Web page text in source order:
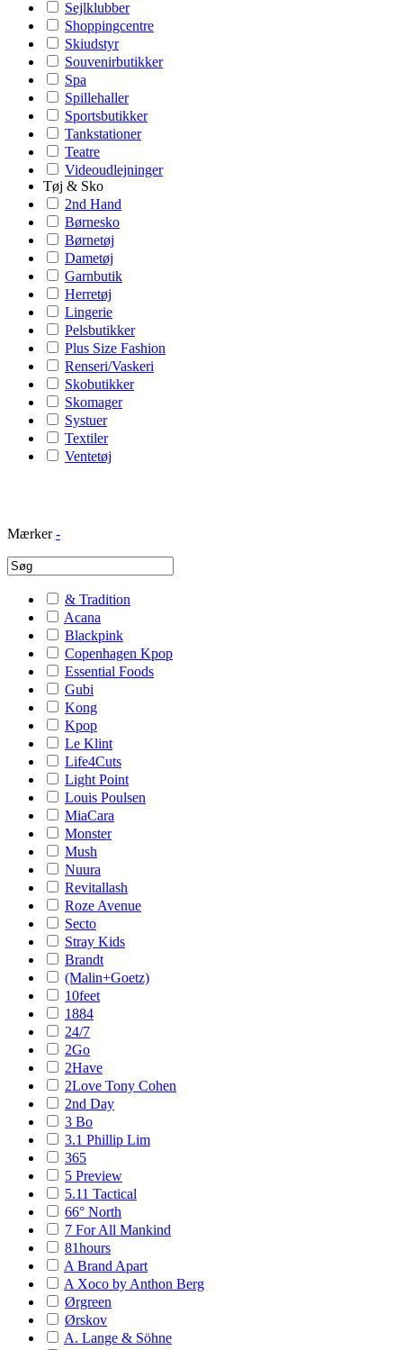
Sejlklubber
Shoppingcentre
Skiudstyr
Souvenirbutikker
Spa
Spillehaller
Sportsbutikker
Tankstationer
Teatre
Videoudlejninger
Tøj & Sko
2nd Hand
Børnesko
Børnetøj
Dametøj
Garnbutik
Herretøj
Lingerie
Pelsbutikker
Plus Size Fashion
Renseri/Vaskeri
Skobutikker
Skomager
Systuer
Textiler
Ventetøj
Mærker -
& Tradition
Acana
Blackpink
Copenhagen Kpop
Essential Foods
Gubi
Kong
Kpop
Le Klint
Life4Cuts
Light Point
Louis Poulsen
MiaCara
Monster
Mush
Nuura
Revitallash
Roze Avenue
Secto
Stray Kids
Brandt
(Malin+Goetz)
10feet
1884
24/7
2Go
2Have
2Love Tony Cohen
2nd Day
3 Bo
3.1 Phillip Lim
365
5 Preview
5.11 Tactical
66° North
7 For All Mankind
81hours
A Brand Apart
A Xoco by Anthon Berg
Ørgreen
Ørskov
A. Lange & Söhne